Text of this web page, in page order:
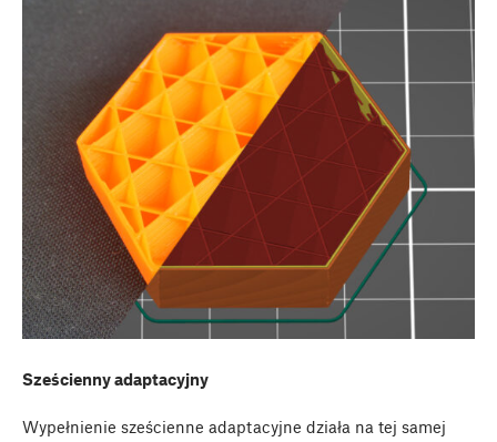
Sześcienny adaptacyjny
Wypełnienie sześcienne adaptacyjne działa na tej samej